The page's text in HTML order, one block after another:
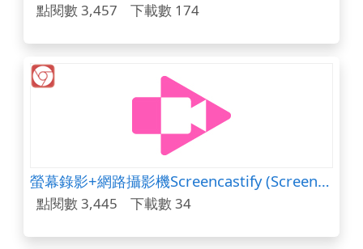
點閱數 3,457 下載數 174
螢幕錄影+網路攝影機Screencastify (Screen Video Recorder)
點閱數 3,445 下載數 34